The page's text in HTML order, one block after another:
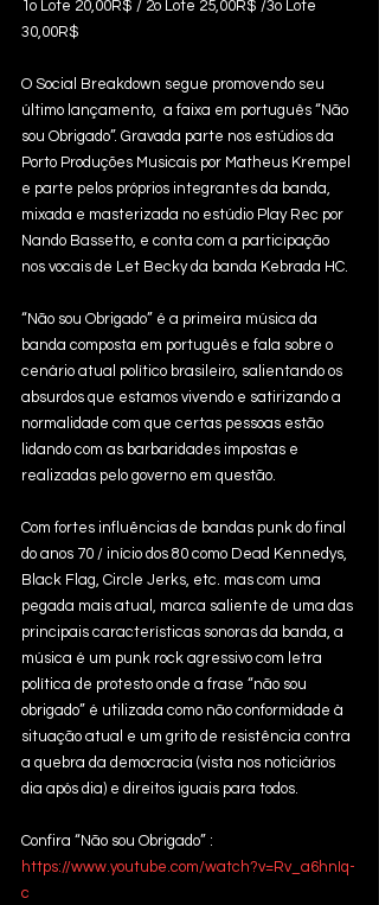
1o Lote 20,00R$ / 2o Lote 25,00R$ /3o Lote
30,00R$
O Social Breakdown segue promovendo seu
último lançamento,  a faixa em português “Não
sou Obrigado”. Gravada parte nos estúdios da
Porto Produções Musicais por Matheus Krempel
e parte pelos próprios integrantes da banda,
mixada e masterizada no estúdio Play Rec por
Nando Bassetto, e conta com a participação
nos vocais de Let Becky da banda Kebrada HC.
“Não sou Obrigado” é a primeira música da
banda composta em português e fala sobre o
cenário atual político brasileiro, salientando os
absurdos que estamos vivendo e satirizando a
normalidade com que certas pessoas estão
lidando com as barbaridades impostas e
realizadas pelo governo em questão.
Com fortes influências de bandas punk do final
do anos 70 / início dos 80 como Dead Kennedys,
Black Flag, Circle Jerks, etc. mas com uma
pegada mais atual, marca saliente de uma das
principais características sonoras da banda, a
música é um punk rock agressivo com letra
política de protesto onde a frase “não sou
obrigado” é utilizada como não conformidade à
situação atual e um grito de resistência contra
a quebra da democracia (vista nos noticiários
dia após dia) e direitos iguais para todos.
Confira “Não sou Obrigado” :
https://www.youtube.com/watch?v=Rv_a6hnIq-
c